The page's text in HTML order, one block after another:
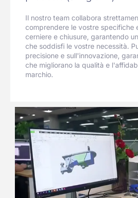
Il nostro team collabora
comprendere le vostre specifiche
cerniere e chiusure, garantendo
che soddisfi le vostre necessità.
precisione e sull'innovazione,
che migliorano la qualità e
marchio.